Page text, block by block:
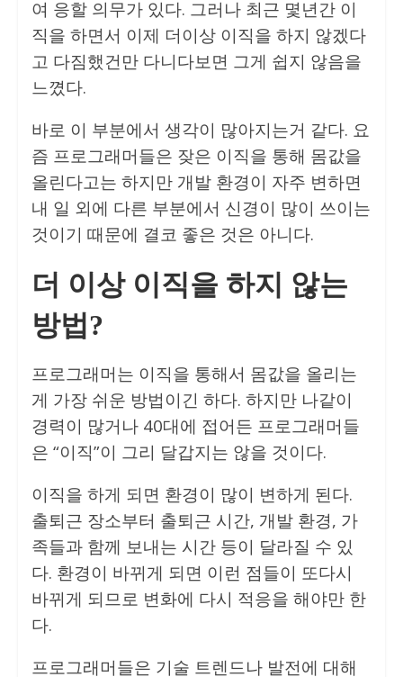
여 응할 의무가 있다. 그러나 최근 몇년간 이
직을 하면서 이제 더이상 이직을 하지 않겠다
고 다짐했건만 다니다보면 그게 쉽지 않음을
느꼈다.
바로 이 부분에서 생각이 많아지는거 같다. 요
즘 프로그래머들은 잦은 이직을 통해 몸값을
올린다고는 하지만 개발 환경이 자주 변하면
내 일 외에 다른 부분에서 신경이 많이 쓰이는
것이기 때문에 결코 좋은 것은 아니다.
더 이상 이직을 하지 않는
방법?
프로그래머는 이직을 통해서 몸값을 올리는
게 가장 쉬운 방법이긴 하다. 하지만 나같이
경력이 많거나 40대에 접어든 프로그래머들
은 “이직”이 그리 달갑지는 않을 것이다.
이직을 하게 되면 환경이 많이 변하게 된다.
출퇴근 장소부터 출퇴근 시간, 개발 환경, 가
족들과 함께 보내는 시간 등이 달라질 수 있
다. 환경이 바뀌게 되면 이런 점들이 또다시
바뀌게 되므로 변화에 다시 적응을 해야만 한
다.
프로그래머들은 기술 트렌드나 발전에 대해